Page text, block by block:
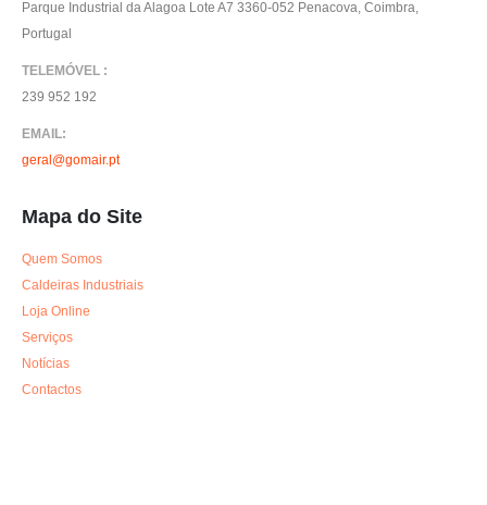
Parque Industrial da Alagoa Lote A7 3360-052 Penacova, Coimbra,
Portugal
TELEMÓVEL :
239 952 192
EMAIL:
geral@gomair.pt
Mapa do Site
Quem Somos
Caldeiras Industriais
Loja Online
Serviços
Notícias
Contactos